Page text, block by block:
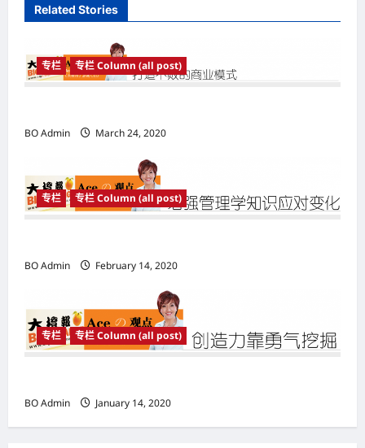
t
o
Related Stories
专栏 专栏 Column (all post)
BO Admin March 24, 2020
专栏 专栏 Column (all post)
BO Admin February 14, 2020
专栏 专栏 Column (all post)
BO Admin January 14, 2020